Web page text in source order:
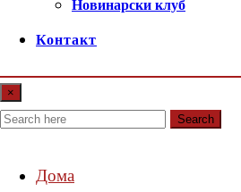
Новинарски клуб
Контакт
×
Search
Дома